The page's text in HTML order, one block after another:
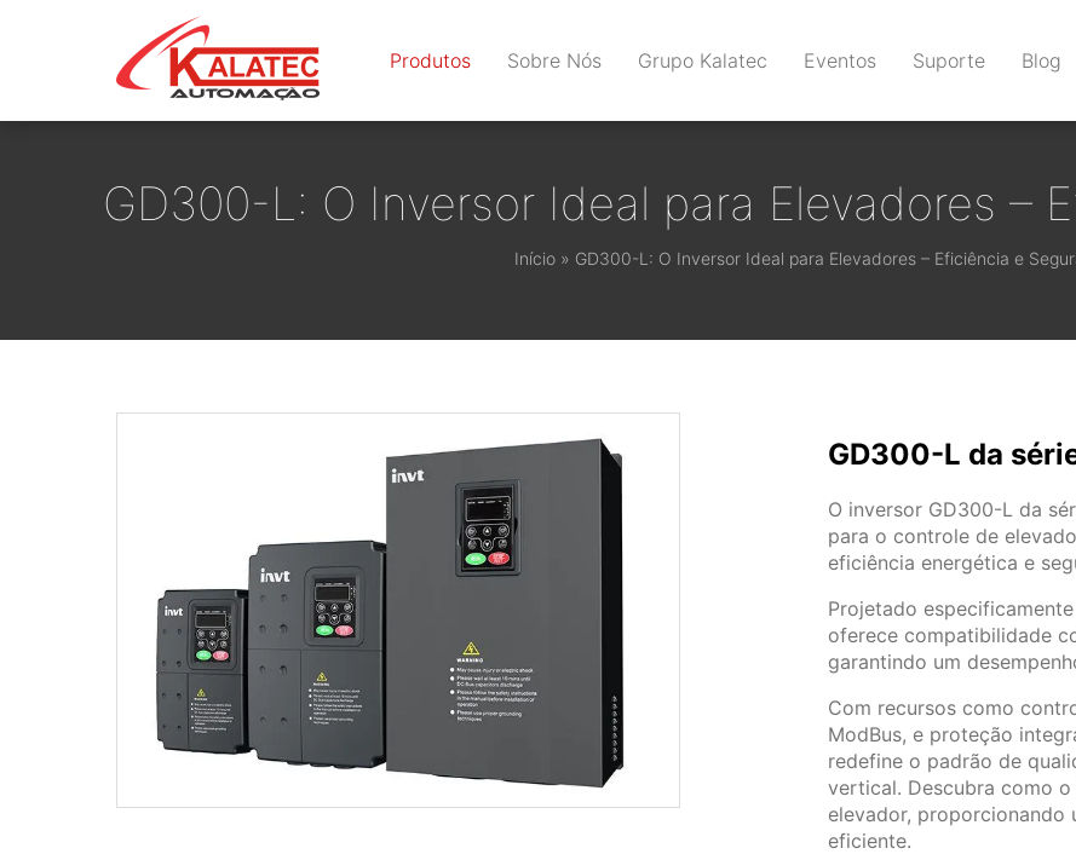
Produtos Sobre Nós Grupo Kalatec Eventos Suporte Blog
GD300-L: O Inversor Ideal para Elevadores –
Início» GD300-L: O Inversor Ideal para Elevadores – Eficiência e
GD300-L da
O inversor GD300-L da
para o controle de
eficiência energética e
Projetado
oferece compatibilidade
garantindo um
Com recursos como
ModBus, e proteção
redefine o padrão de
vertical. Descubra como
elevador, proporcionando
eficiente.